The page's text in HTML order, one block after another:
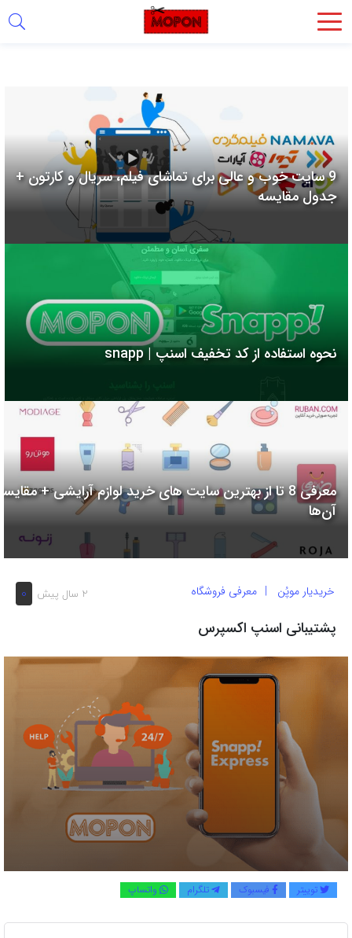
اشتراک
از
روش‌های
زیر
می‌توانید
صفحه
دوستان
خود
به
بگذارید.
لینک
9 سایت خوب و عالی برای تماشای فیلم، سریال و کارتون +
جدول مقایسه
نحوه استفاده از کد تخفیف اسنپ | snapp
معرفی 8 تا از بهترین سایت های خرید لوازم آرایشی +
آن‌ها
2 سال پیش 0 خریدیار موپُن معرفی فروشگاه
پشتیبانی اسنپ اکسپرس
توییتر فیسبوک تلگرام واتساپ